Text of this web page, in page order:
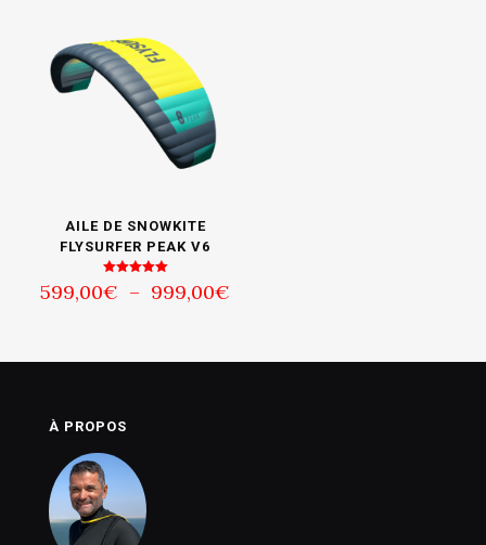
AILE DE SNOWKITE
FLYSURFER PEAK V6
5.00
599,00€ – 999,00€
À PROPOS